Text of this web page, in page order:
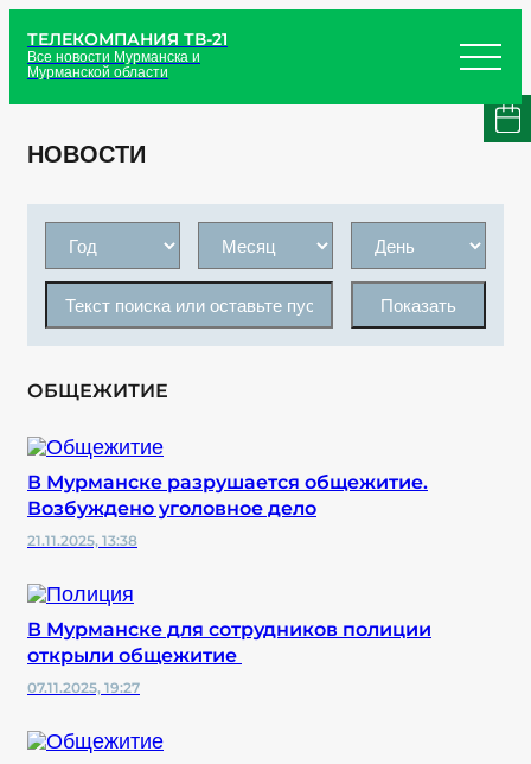
ТЕЛЕКОМПАНИЯ ТВ-21
Все новости Мурманска и
Мурманской области
НОВОСТИ
Показать
ОБЩЕЖИТИЕ
В Мурманске разрушается общежитие.
Возбуждено уголовное дело
21.11.2025, 13:38
В Мурманске для сотрудников полиции
открыли общежитие
07.11.2025, 19:27